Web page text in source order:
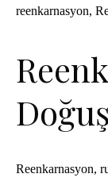
reenkarnasyon,
Reenkarnasyon,